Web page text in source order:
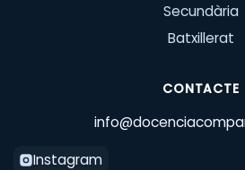
Secundària
Batxillerat
CONTACTE
Instagram